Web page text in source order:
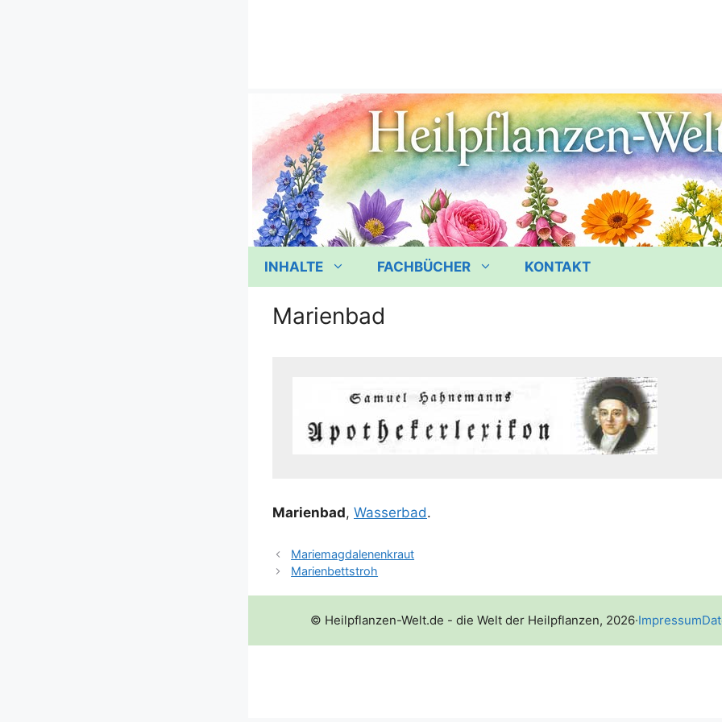
INHALTE FACHBÜCHER KONTAKT
Marienbad
Mari­en­bad, Was­ser­bad.
Mariemagdalenenkraut
Marienbettstroh
© Heilpflanzen-Welt.de - die Welt der Heilpflanzen, 2026·Impressum